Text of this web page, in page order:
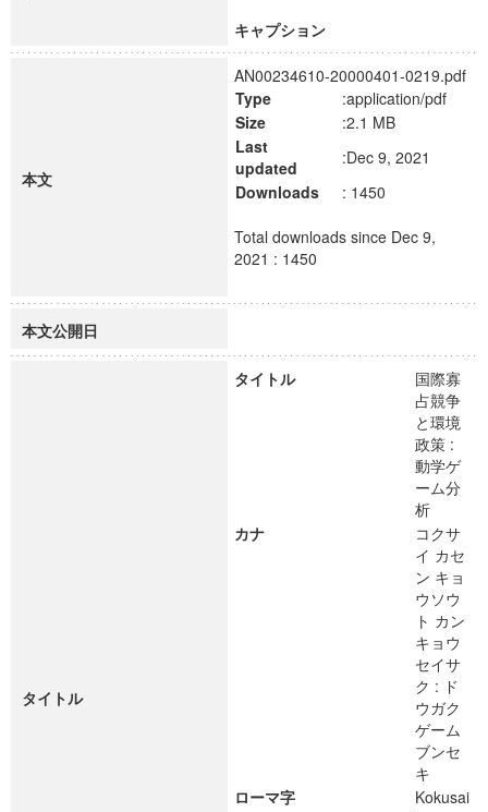
キャプション
本文
AN00234610-20000401-0219.pdf
Type
:application/pdf
Size
:2.1 MB
Last
updated
:Dec 9, 2021
Downloads
: 1450
Total downloads since Dec 9,
2021 : 1450
本文公開日
タイトル
タイトル
国際寡
占競争
と環境
政策 :
動学ゲ
ーム分
析
カナ
コクサ
イ カセ
ン キョ
ウソウ
ト カン
キョウ
セイサ
ク : ド
ウガク
ゲーム
ブンセ
キ
ローマ字
Kokusai